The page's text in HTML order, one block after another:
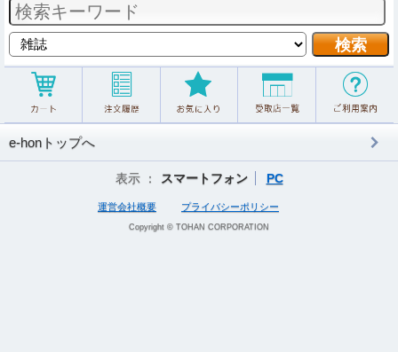
e-honトップへ
表示 ： スマートフォン PC
運営会社概要 プライバシーポリシー
Copyright © TOHAN CORPORATION